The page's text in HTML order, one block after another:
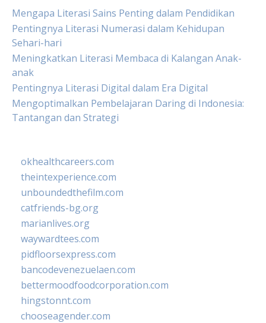
Mengapa Literasi Sains Penting dalam Pendidikan
Pentingnya Literasi Numerasi dalam Kehidupan
Sehari-hari
Meningkatkan Literasi Membaca di Kalangan Anak-
anak
Pentingnya Literasi Digital dalam Era Digital
Mengoptimalkan Pembelajaran Daring di Indonesia:
Tantangan dan Strategi
okhealthcareers.com
theintexperience.com
unboundedthefilm.com
catfriends-bg.org
marianlives.org
waywardtees.com
pidfloorsexpress.com
bancodevenezuelaen.com
bettermoodfoodcorporation.com
hingstonnt.com
chooseagender.com